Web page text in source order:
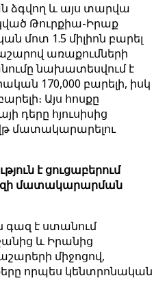
ձգվող և այս տարվա
Թուրքիա-Իրաք
մոտ 1.5 միլիոն բարել
առաքումների
նախատեսվում է
170,000 բարելի, իսկ
Այս հոսքը
դերը հյուսիսից
մատակարարելու
է ցուցաբերում
մատակարարման
գազ է ստանում
և Իրանից
միջոցով,
որպես կենտրոնական